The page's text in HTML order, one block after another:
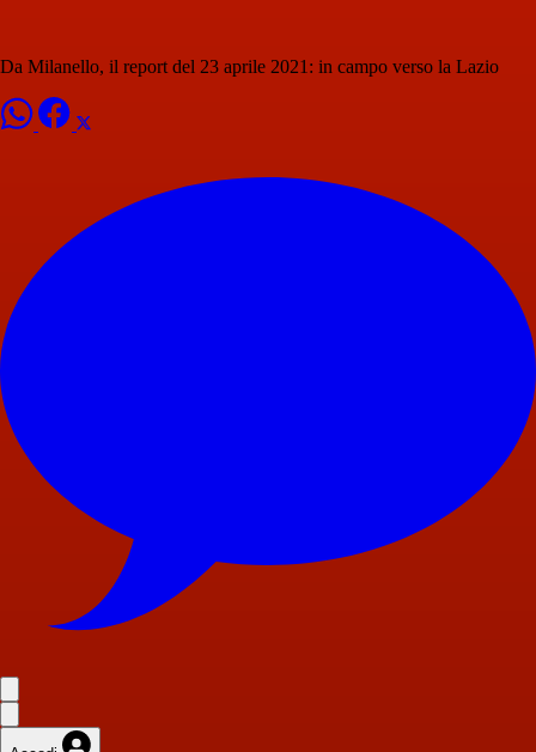
Da Milanello, il report del 23 aprile 2021: in campo verso la Lazio